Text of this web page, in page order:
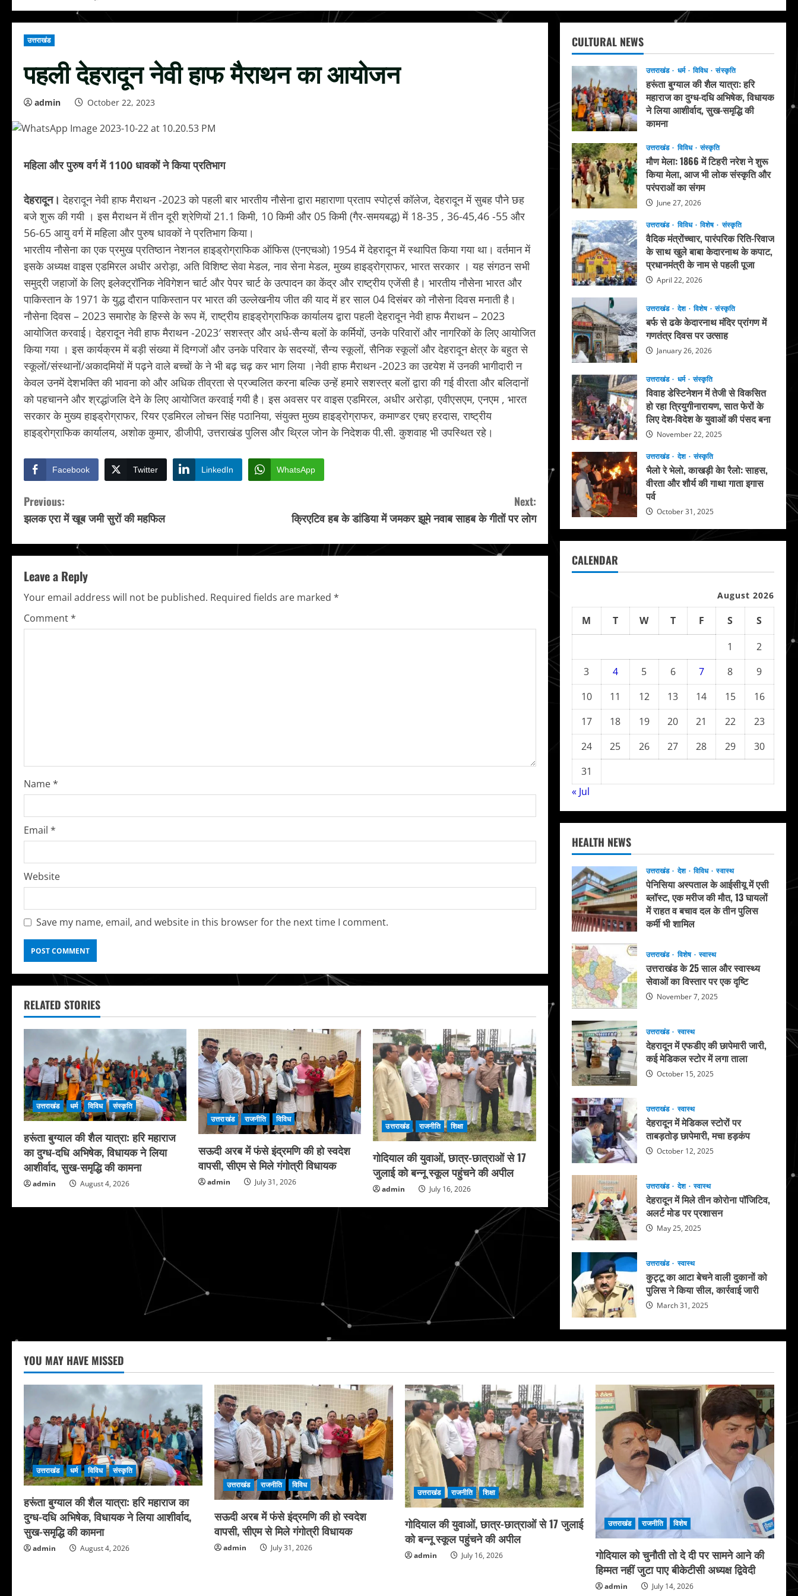
उत्तराखंड
पहली देहरादून नेवी हाफ मैराथन का आयोजन
admin October 22, 2023
महिला और पुरुष वर्ग में 1100 धावकों ने किया प्रतिभाग
देहरादून। देहरादून नेवी हाफ मैराथन -2023 को पहली बार भारतीय नौसेना द्वारा महाराणा प्रताप स्पोर्ट्स कॉलेज, देहरादून में सुबह पौने छह
बजे शुरू की गयी । इस मैराथन में तीन दूरी श्रेणियों 21.1 किमी, 10 किमी और 05 किमी (गैर-समयबद्ध) में 18-35 , 36-45,46 -55 और
56-65 आयु वर्ग में महिला और पुरुष धावकों ने प्रतिभाग किया।
भारतीय नौसेना का एक प्रमुख प्रतिष्ठान नेशनल हाइड्रोग्राफिक ऑफिस (एनएचओ) 1954 में देहरादून में स्थापित किया गया था। वर्तमान में
इसके अध्यक्ष वाइस एडमिरल अधीर अरोड़ा, अति विशिष्ट सेवा मेडल, नाव सेना मेडल, मुख्य हाइड्रोग्राफर, भारत सरकार । यह संगठन सभी
समुद्री जहाजों के लिए इलेक्ट्रॉनिक नेविगेशन चार्ट और पेपर चार्ट के उत्पादन का केंद्र और राष्ट्रीय एजेंसी है। भारतीय नौसेना भारत और
पाकिस्तान के 1971 के युद्ध दौरान पाकिस्तान पर भारत की उल्लेखनीय जीत की याद में हर साल 04 दिसंबर को नौसेना दिवस मनाती है।
नौसेना दिवस – 2023 समारोह के हिस्से के रूप में, राष्ट्रीय हाइड्रोग्राफिक कार्यालय द्वारा पहली देहरादून नेवी हाफ मैराथन – 2023
आयोजित करवाई। देहरादून नेवी हाफ मैराथन -2023′ सशस्त्र और अर्ध-सैन्य बलों के कर्मियों, उनके परिवारों और नागरिकों के लिए आयोजित
किया गया । इस कार्यक्रम में बड़ी संख्या में दिग्गजों और उनके परिवार के सदस्यों, सैन्य स्कूलों, सैनिक स्कूलों और देहरादून क्षेत्र के बहुत से
स्कूलों/संस्थानों/अकादमियों में पढ़ने वाले बच्चों के ने भी बढ़ चढ़ कर भाग लिया ।नेवी हाफ मैराथन -2023 का उद्द्येश में उनकी भागीदारी न
केवल उनमें देशभक्ति की भावना को और अधिक तीव्रता से प्रज्वलित करना बल्कि उन्हें हमारे सशस्त्र बलों द्वारा की गई वीरता और बलिदानों
को पहचानने और श्रद्धांजलि देने के लिए आयोजित करवाई गयी है। इस अवसर पर वाइस एडमिरल, अधीर अरोड़ा, एवीएसएम, एनएम , भारत
सरकार के मुख्य हाइड्रोग्राफर, रियर एडमिरल लोचन सिंह पठानिया, संयुक्त मुख्य हाइड्रोग्राफर, कमाण्डर एचए हरदास, राष्ट्रीय
हाइड्रोग्राफिक कार्यालय, अशोक कुमार, डीजीपी, उत्तराखंड पुलिस और थ्रिल जोन के निदेशक पी.सी. कुशवाह भी उपस्थित रहे।
Facebook Twitter LinkedIn WhatsApp
C
o
n
t
i
n
d
i
n
Previous:
झलक एरा में खूब जमी सुरों की महफिल
Next:
क्रिएटिव हब के डांडिया में जमकर झूमे नवाब साहब के गीतों पर लोग
Leave a Reply
Your email address will not be published. Required fields are marked *
Comment*
Name*
Email *
Website
Save my name, email, and website in this browser for the next time I comment.
RELATED STORIES
उत्तराखंड धर्म विविध संस्कृति
हरूंता बुग्याल की शैल यात्रा: हरि महाराज
का दुग्ध-दधि अभिषेक, विधायक ने लिया
आशीर्वाद, सुख-समृद्धि की कामना
admin August 4, 2026
उत्तराखंड राजनीति विविध
सऊदी अरब में फंसे इंद्रमणि की हो स्वदेश
वापसी, सीएम से मिले गंगोत्री विधायक
admin July 31, 2026
उत्तराखंड राजनीति शिक्षा
गोदियाल की युवाओं, छात्र-छात्राओं से 17
जुलाई को बन्नू स्कूल पहुंचने की अपील
admin July 16, 2026
CULTURAL NEWS
उत्तराखंड धर्म विविध संस्कृति
हरूंता बुग्याल की शैल यात्रा: हरि
महाराज का दुग्ध-दधि अभिषेक, विधायक
ने लिया आशीर्वाद, सुख-समृद्धि की
कामना
उत्तराखंड
विविध संस्कृति
मौण मेला: 1866 में टिहरी नरेश ने शुरू
किया मेला, आज भी लोक संस्कृति और
परंपराओं का संगम
June 27, 2026
उत्तराखंड विविध विशेष संस्कृति
वैदिक मंत्रोंच्चार, पारंपरिक रिति-रिवाज
के साथ खुले बाबा केदारनाथ के कपाट,
प्रधानमंत्री के नाम से पहली पूजा
April 22, 2026
उत्तराखंड देश विशेष संस्कृति
बर्फ से ढके केदारनाथ मंदिर प्रांगण में
गणतंत्र दिवस पर उत्साह
January 26, 2026
उत्तराखंड धर्म संस्कृति
विवाह डेस्टिनेशन में तेजी से विकसित
हो रहा त्रियुगीनारायण, सात फेरों के
लिए देश-विदेश के युवाओं की पंसद बना
November 22, 2025
उत्तराखंड देश संस्कृति
भैलो रे भेलो, काखड़ी केा रैलो: साहस,
वीरता और शौर्य की गाथा गाता इगास
पर्व
October 31, 2025
CALENDAR
August 2026
M T W T F S
S
1
2
3
4 5 6 7 8
9
10
11 12 13 14 15
16
17
18 19 20 21 22
23
24
25 26 27 28 29
30
31
« Jul
HEALTH NEWS
उत्तराखंड देश विविध स्वास्थ
पेनिसिया अस्पताल के आईसीयू में एसी
ब्लॉस्ट, एक मरीज की मौत, 13 घायलों
में राहत व बचाव दल के तीन पुलिस
कर्मी भी शामिल
उत्तराखंड
विशेष स्वास्थ
उत्तराखंड के 25 साल और स्वास्थ्य
सेवाओं का विस्तार पर एक दृष्टि
November 7, 2025
उत्तराखंड स्वास्थ
देहरादून में एफडीए की छापेमारी जारी,
कई मेडिकल स्टोर में लगा ताला
October 15, 2025
उत्तराखंड स्वास्थ
देहरादून में मेडिकल स्टोरों पर
ताबड़तोड़ छापेमारी, मचा हड़कंप
October 12, 2025
उत्तराखंड देश स्वास्थ
देहरादून में मिले तीन कोरोना पॉजिटिव,
अलर्ट मोड पर प्रशासन
May 25, 2025
उत्तराखंड स्वास्थ
कुट्टू का आटा बेचने वाली दुकानों को
पुलिस ने किया सील, कार्रवाई जारी
March 31, 2025
YOU MAY HAVE MISSED
उत्तराखंड धर्म विविध संस्कृति
हरूंता बुग्याल की शैल यात्रा: हरि महाराज का
दुग्ध-दधि अभिषेक, विधायक ने लिया आशीर्वाद,
सुख-समृद्धि की कामना
admin August 4, 2026
उत्तराखंड राजनीति विविध
सऊदी अरब में फंसे इंद्रमणि की हो स्वदेश
वापसी, सीएम से मिले गंगोत्री विधायक
admin July 31, 2026
उत्तराखंड राजनीति शिक्षा
गोदियाल की युवाओं, छात्र-छात्राओं से 17 जुलाई
को बन्नू स्कूल पहुंचने की अपील
admin July 16, 2026
उत्तराखंड राजनीति विशेष
गोदियाल को चुनौती तो दे दी पर सामने आने की
हिम्मत नहीं जुटा पाए बीकेटीसी अध्यक्ष द्विवेदी
admin July 14, 2026